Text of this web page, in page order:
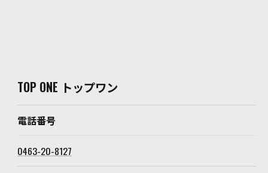
TOP ONE トップワン
電話番号
0463-20-8127